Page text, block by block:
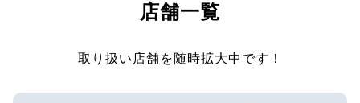
店舗一覧
取り扱い店舗を随時拡大中です！